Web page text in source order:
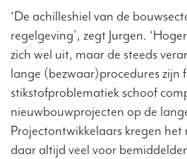
‘De achilleshiel van de
regelgeving’, zegt Jurgen.
zich wel uit, maar de steeds
lange (bezwaar)procedures zijn
stikstofproblematiek schoof
nieuwbouwprojecten op de
Projectontwikkelaars kregen
daar altijd veel voor